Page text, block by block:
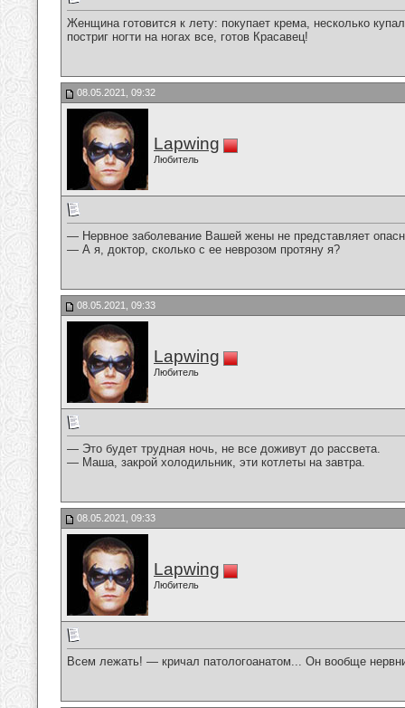
Женщина готовится к лету: покупает крема, несколько
постриг ногти на ногах все, готов Красавец!
08.05.2021, 09:32
Lapwing
Любитель
— Нервное заболевание Вашей жены не представляет
— А я, доктор, сколько с ее неврозом протяну я?
08.05.2021, 09:33
Lapwing
Любитель
— Это будет трудная ночь, не все доживут до рассвета.
— Маша, закрой холодильник, эти котлеты на завтра.
08.05.2021, 09:33
Lapwing
Любитель
Всем лежать! — кричал патологоанатом... Он вообще